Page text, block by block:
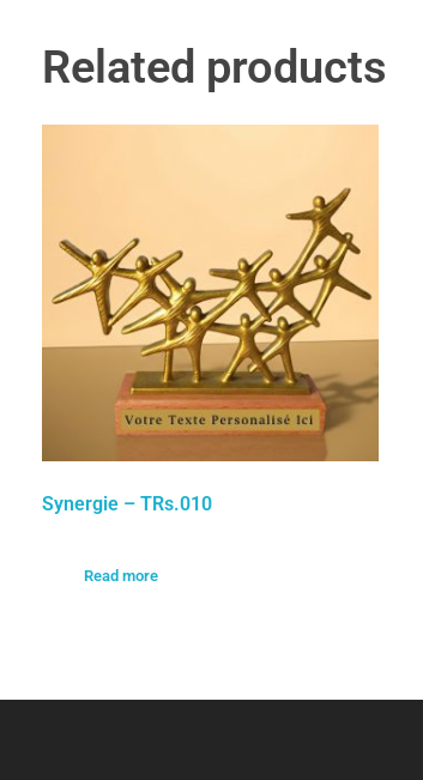
Related products
Synergie – TRs.010
Read more